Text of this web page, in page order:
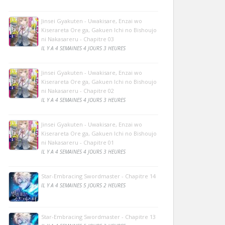
Jinsei Gyakuten - Uwakisare, Enzai wo
Kiserareta Ore ga, Gakuen Ichi no Bishoujo
ni Nakasareru - Chapitre 03
IL Y A 4 SEMAINES 4 JOURS 3 HEURES
Jinsei Gyakuten - Uwakisare, Enzai wo
Kiserareta Ore ga, Gakuen Ichi no Bishoujo
ni Nakasareru - Chapitre 02
IL Y A 4 SEMAINES 4 JOURS 3 HEURES
Jinsei Gyakuten - Uwakisare, Enzai wo
Kiserareta Ore ga, Gakuen Ichi no Bishoujo
ni Nakasareru - Chapitre 01
IL Y A 4 SEMAINES 4 JOURS 3 HEURES
Star-Embracing Swordmaster - Chapitre 14
IL Y A 4 SEMAINES 5 JOURS 2 HEURES
Star-Embracing Swordmaster - Chapitre 13